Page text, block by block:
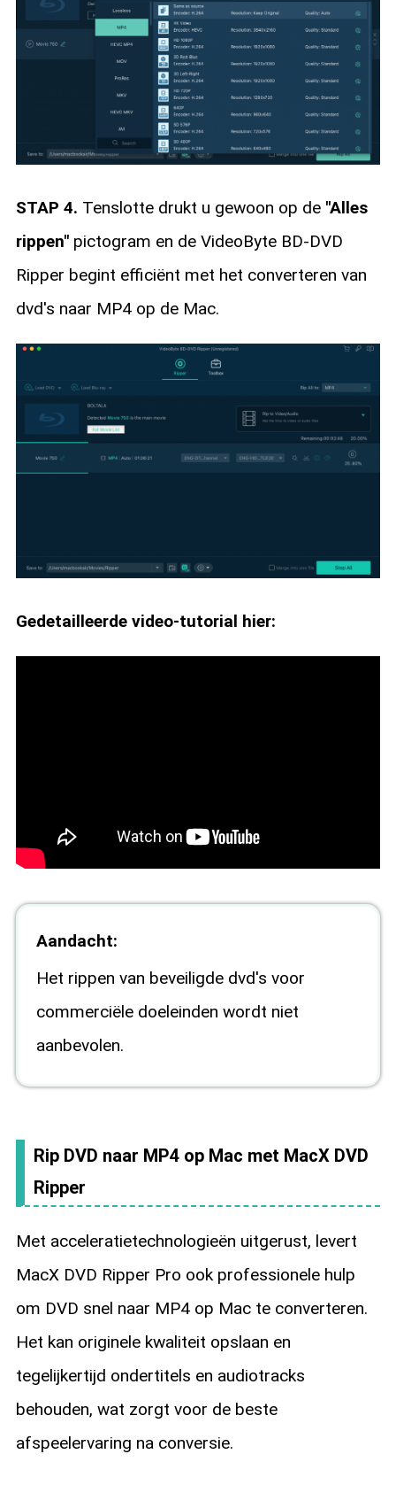
STAP 4. Tenslotte drukt u gewoon op de "Alles
rippen"pictogram en de VideoByte BD-DVD
Ripper begint efficiënt met het converteren van
dvd's naar MP4 op de Mac.
Gedetailleerde video-tutorial hier:
Aandacht:
Het rippen van beveiligde dvd's voor
commerciële doeleinden wordt niet
aanbevolen.
Rip DVD naar MP4 op Mac met MacX DVD
Ripper
Met acceleratietechnologieën uitgerust, levert
MacX DVD Ripper Pro ook professionele hulp
om DVD snel naar MP4 op Mac te converteren.
Het kan originele kwaliteit opslaan en
tegelijkertijd ondertitels en audiotracks
behouden, wat zorgt voor de beste
afspeelervaring na conversie.